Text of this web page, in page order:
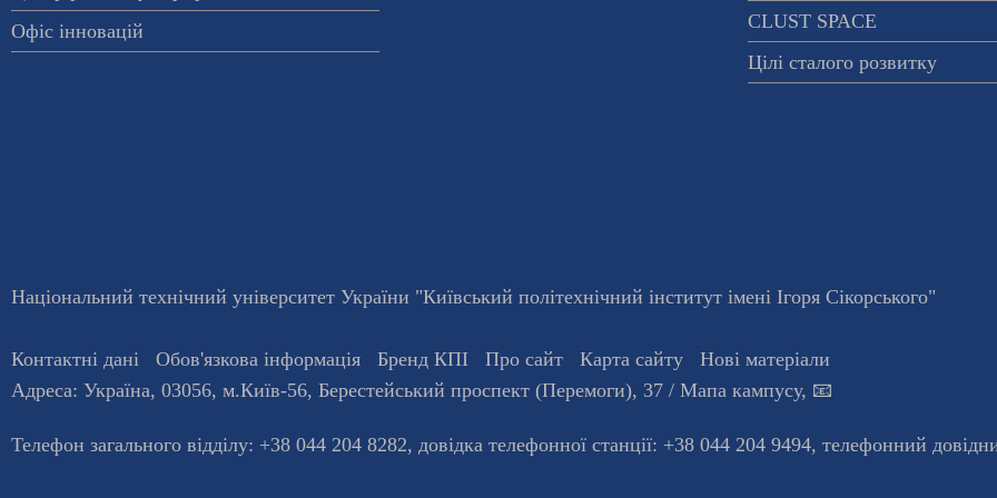
Офіс інновацій
CLUST SPACE
Цілі сталого розвитку
Національний технічний університет України "Київський політехнічний інститут імені Ігоря Сікорського"
Контактні дані Обов'язкова інформація Бренд КПІ Про сайт Карта сайту
Нові матеріали
Адреса: Україна, 03056, м.Київ-56, Берестейський проспект (Перемоги), 37 / Мапа кампусу, 📧
Телефон загального відділу: +38 044 204 8282, довiдка телефонної станцiї: +38 044 204 9494, телефонний